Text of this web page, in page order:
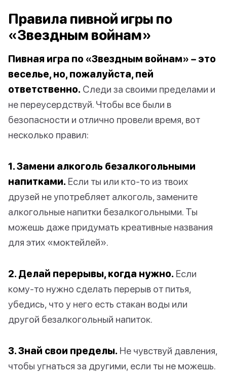
Правила пивной игры по
«Звездным войнам»
Пивная игра по «Звездным войнам» – это
веселье, но, пожалуйста, пей
ответственно. Следи за своими пределами и
не переусердствуй. Чтобы все были в
безопасности и отлично провели время, вот
несколько правил:
1. Замени алкоголь безалкогольными
напитками. Если ты или кто-то из твоих
друзей не употребляет алкоголь, замените
алкогольные напитки безалкогольными. Ты
можешь даже придумать креативные названия
для этих «моктейлей».
2. Делай перерывы, когда нужно. Если
кому-то нужно сделать перерыв от питья,
убедись, что у него есть стакан воды или
другой безалкогольный напиток.
3. Знай свои пределы. Не чувствуй давления,
чтобы угнаться за другими, если ты не можешь.